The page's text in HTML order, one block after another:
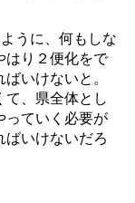
うに、何もしな
はり２便化をで
いけないと。
、県全体とし
っていく必要が
いけないだろ